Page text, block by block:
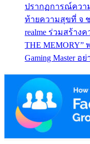
ปรากฏการณ์ควา
ท้ายความสุขที่ จ
realme ร่วมสร้าง
THE
Gaming Master อ